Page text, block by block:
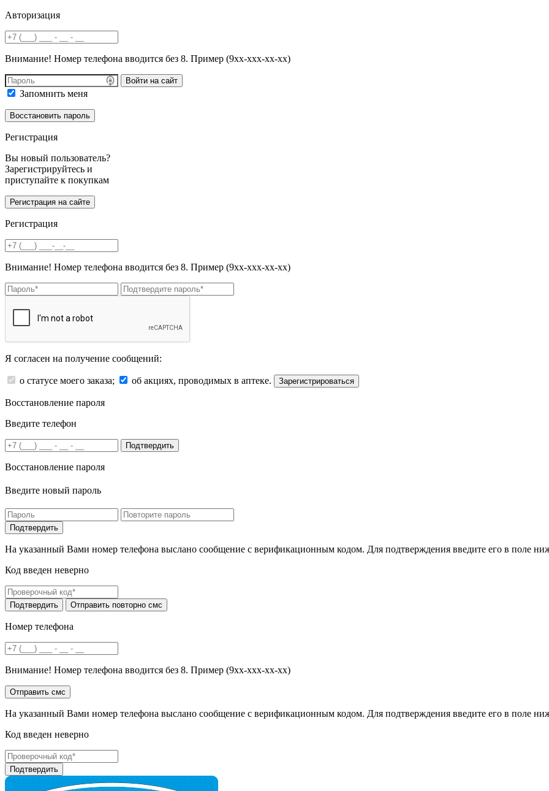
Авторизация
Внимание! Номер телефона вводится без 8. Пример (9хх-ххх-хх-хх)
Войти на сайт
Запомнить меня
Регистрация
Вы новый пользователь?
Зарегистрируйтесь и
приступайте к покупкам
Регистрация
Внимание! Номер телефона вводится без 8. Пример (9хх-ххх-хх-хх)
Я согласен на получение сообщений:
о статусе моего заказа; об акциях, проводимых в аптеке. Зарегистрироваться
Восстановление пароля
Введите телефон
Подтвердить
Восстановление пароля
Введите новый пароль
На указанный Вами номер телефона выслано сообщение с верификационным кодом. Для подтверждения введите его в поле
Код введен неверно
Номер телефона
Внимание! Номер телефона вводится без 8. Пример (9хх-ххх-хх-хх)
На указанный Вами номер телефона выслано сообщение с верификационным кодом. Для подтверждения введите его в поле
Код введен неверно